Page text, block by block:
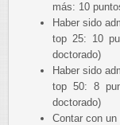
más: 10
Haber sido
top 25: 10
doctorado)
Haber sido
top 50: 8
doctorado)
Contar con